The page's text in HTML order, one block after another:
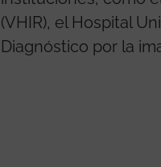
(VHIR), el Hospital
Diagnóstico por la